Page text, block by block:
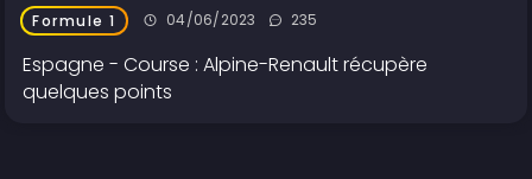
Formule 1 04/06/2023 235
Espagne - Course : Alpine-Renault récupère
quelques points